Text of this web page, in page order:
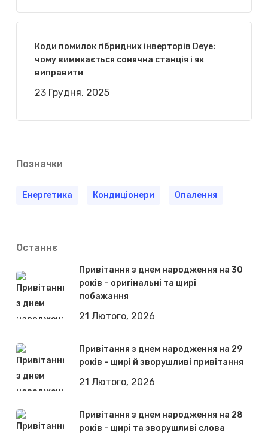
Коди помилок гібридних інверторів Deye:
чому вимикається сонячна станція і як
виправити
23 Грудня, 2025
Позначки
Енергетика Кондиціонери Опалення
Останнє
Привітання з днем народження на 30
років – оригінальні та щирі
побажання
21 Лютого, 2026
Привітання з днем народження на 29
років – щирі й зворушливі привітання
21 Лютого, 2026
Привітання з днем народження на 28
років – щирі та зворушливі слова